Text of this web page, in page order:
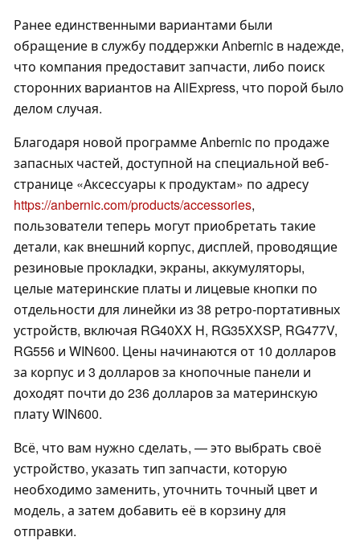
Ранее единственными вариантами были
обращение в службу поддержки Anbernic в надежде,
что компания предоставит запчасти, либо поиск
сторонних вариантов на AliExpress, что порой было
делом случая.
Благодаря новой программе Anbernic по продаже
запасных частей, доступной на специальной веб-
странице «Аксессуары к продуктам» по адресу
https://anbernic.com/products/accessories,
пользователи теперь могут приобретать такие
детали, как внешний корпус, дисплей, проводящие
резиновые прокладки, экраны, аккумуляторы,
целые материнские платы и лицевые кнопки по
отдельности для линейки из 38 ретро-портативных
устройств, включая RG40XX H, RG35XXSP, RG477V,
RG556 и WIN600. Цены начинаются от 10 долларов
за корпус и 3 долларов за кнопочные панели и
доходят почти до 236 долларов за материнскую
плату WIN600.
Всё, что вам нужно сделать, — это выбрать своё
устройство, указать тип запчасти, которую
необходимо заменить, уточнить точный цвет и
модель, а затем добавить её в корзину для
отправки.